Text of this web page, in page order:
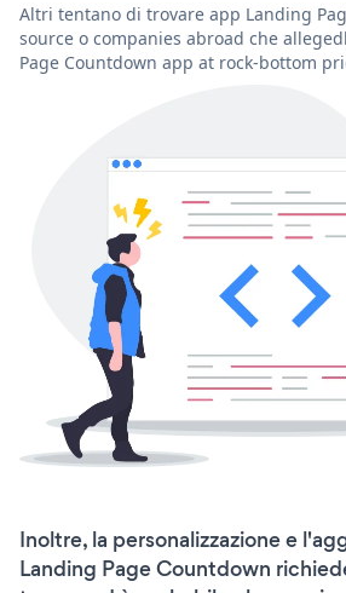
Altri tentano di trovare app Landing
source o companies abroad che
Page Countdown app at rock-bottom
Inoltre, la personalizzazione e
Landing Page Countdown